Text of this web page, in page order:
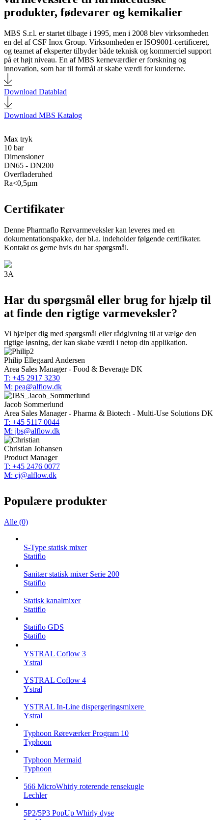
produkter, fødevarer og kemikalier
MBS S.r.l. er startet tilbage i 1995, men i 2008 blev virksomheden
en del af CSF Inox Group. Virksomheden er ISO9001-certificeret,
og teamet af eksperter tilbyder både teknisk og kommerciel support
på et højt niveau. En af MBS kerneværdier er forskning og
innovation, som har til formål at skabe værdi for kunderne.
Download Datablad
Download MBS Katalog
Max tryk
10 bar
Dimensioner
DN65 - DN200
Overfladeruhed
Ra<0,5µm
Certifikater
Denne Pharmaflo Rørvarmeveksler kan leveres med en
dokumentationspakke, der bl.a. indeholder følgende certifikater.
Kontakt os gerne hvis du har spørgsmål.
3A
Har du spørgsmål eller brug for hjælp til
at finde den rigtige varmeveksler?
Vi hjælper dig med spørgsmål eller rådgivning til at vælge den
rigtige løsning, der kan skabe værdi i netop din applikation.
Philip Ellegaard Andersen
Area Sales Manager - Food & Beverage DK
T: +45 2917 3230
M: pea@alflow.dk
Jacob Sommerlund
Area Sales Manager - Pharma & Biotech - Multi-Use Solutions DK
T: +45 5117 0044
M: jbs@alflow.dk
Christian Johansen
Product Manager
T: +45 2476 0077
M: cj@alflow.dk
Populære produkter
Alle (0)
S-Type statisk mixer
Statiflo
Sanitær statisk mixer Serie 200
Statiflo
Statisk kanalmixer
Statiflo
Statiflo GDS
Statiflo
YSTRAL Coflow 3
Ystral
YSTRAL Coflow 4
Ystral
YSTRAL In-Line dispergeringsmixere ‍‍
Ystral
Typhoon Røreværker Program 10
Typhoon
Typhoon Mermaid
Typhoon
566 MicroWhirly roterende rensekugle
Lechler
5P2/5P3 PopUp Whirly dyse